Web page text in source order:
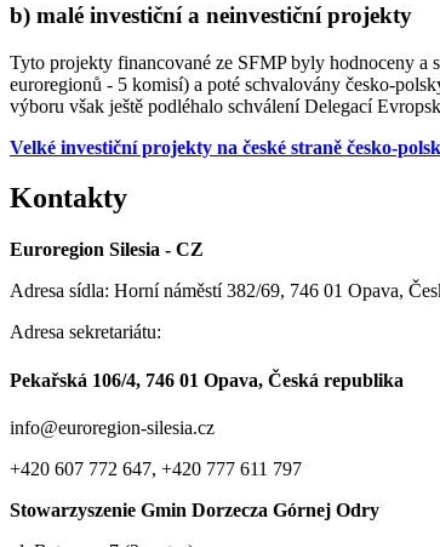
b) malé investiční a neinvestiční projekty
Tyto projekty financované ze SFMP byly hodnoceny
euroregionů - 5 komisí) a poté schvalovány česko-
výboru však ještě podléhalo schválení Delegací
Velké investiční projekty na české straně česko-
Kontakty
Euroregion Silesia - CZ
Adresa sídla: Horní náměstí 382/69, 746 01 Opava,
Adresa sekretariátu:
Pekařská 106/4, 746 01 Opava, Česká republika
info@euroregion-silesia.cz
+420 607 772 647, +420 777 611 797
Stowarzyszenie Gmin Dorzecza Górnej Odry